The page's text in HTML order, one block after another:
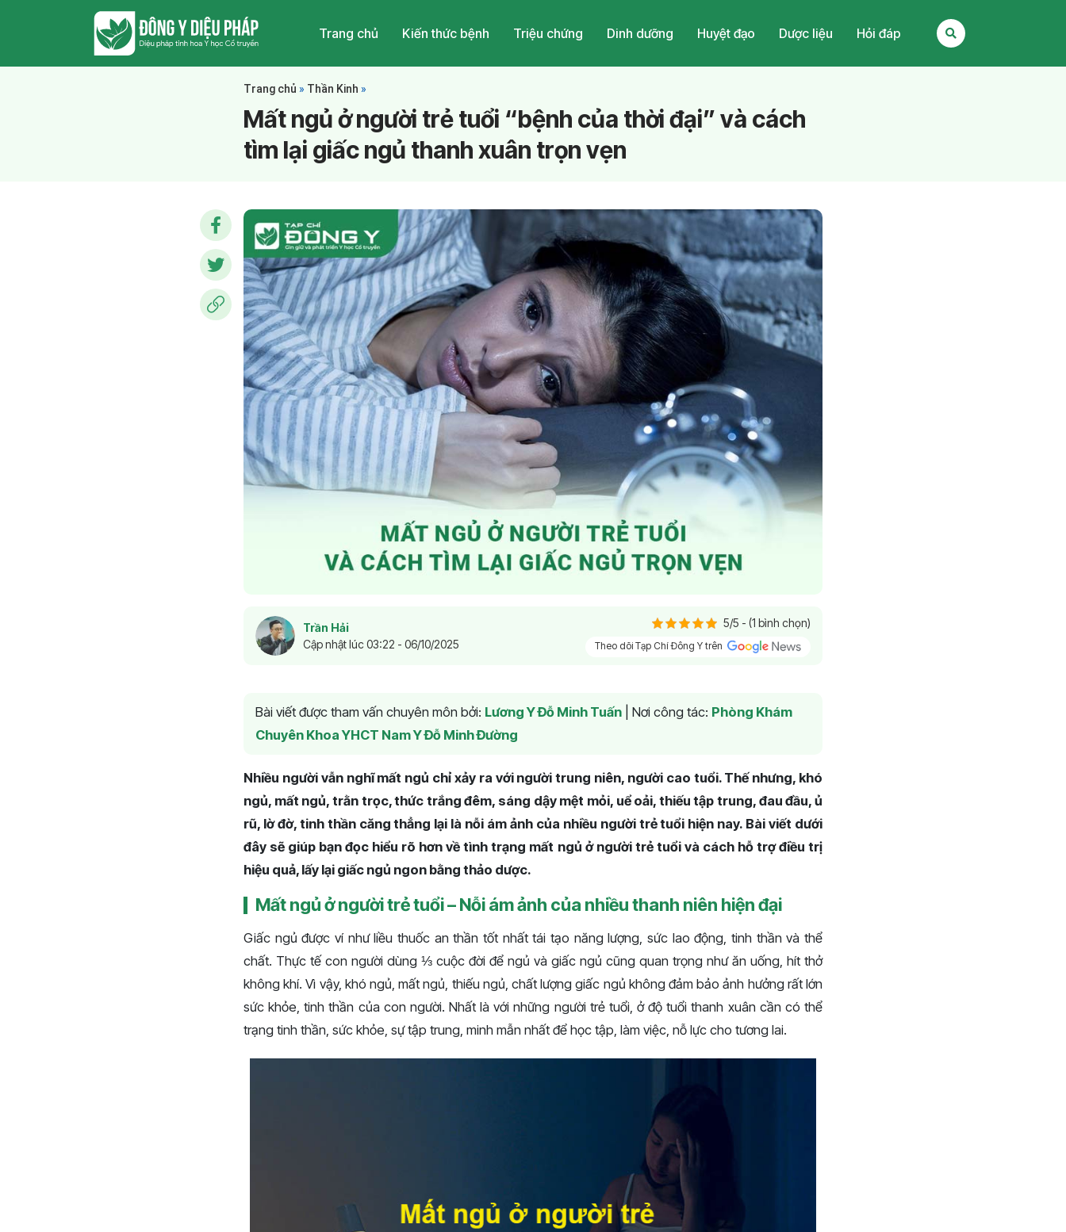
Trang chủ Kiến thức bệnh Triệu chứng Dinh dưỡng Huyệt đạo Dược liệu Hỏi đáp
Trang chủ » Thần Kinh »
Mất ngủ ở người trẻ tuổi “bệnh của thời đại” và cách
tìm lại giấc ngủ thanh xuân trọn vẹn
Trần Hải
Cập nhật lúc 03:22 - 06/10/2025
5/5 - (1 bình chọn)
Theo dõi Tạp Chí Đông Y trên
Bài viết được tham vấn chuyên môn bởi: Lương Y Đỗ Minh Tuấn Nơi công tác: Phòng Khám
Chuyên Khoa YHCT Nam Y Đỗ Minh Đường
Nhiều người vẫn nghĩ mất ngủ chỉ xảy ra với người trung niên, người cao tuổi. Thế nhưng, khó
ngủ, mất ngủ, trằn trọc, thức trắng đêm, sáng dậy mệt mỏi, uể oải, thiếu tập trung, đau đầu, ủ
rũ, lờ đờ, tinh thần căng thẳng lại là nỗi ám ảnh của nhiều người trẻ tuổi hiện nay. Bài viết dưới
đây sẽ giúp bạn đọc hiểu rõ hơn về tình trạng mất ngủ ở người trẻ tuổi và cách hỗ trợ điều trị
hiệu quả, lấy lại giấc ngủ ngon bằng thảo dược.
Mất ngủ ở người trẻ tuổi – Nỗi ám ảnh của nhiều thanh niên hiện đại
Giấc ngủ được ví như liều thuốc an thần tốt nhất tái tạo năng lượng, sức lao động, tinh thần và thể
chất. Thực tế con người dùng ⅓ cuộc đời để ngủ và giấc ngủ cũng quan trọng như ăn uống, hít thở
không khí. Vì vậy, khó ngủ, mất ngủ, thiếu ngủ, chất lượng giấc ngủ không đảm bảo ảnh hưởng rất lớn
sức khỏe, tinh thần của con người. Nhất là với những người trẻ tuổi, ở độ tuổi thanh xuân cần có thể
trạng tinh thần, sức khỏe, sự tập trung, minh mẫn nhất để học tập, làm việc, nỗ lực cho tương lai.